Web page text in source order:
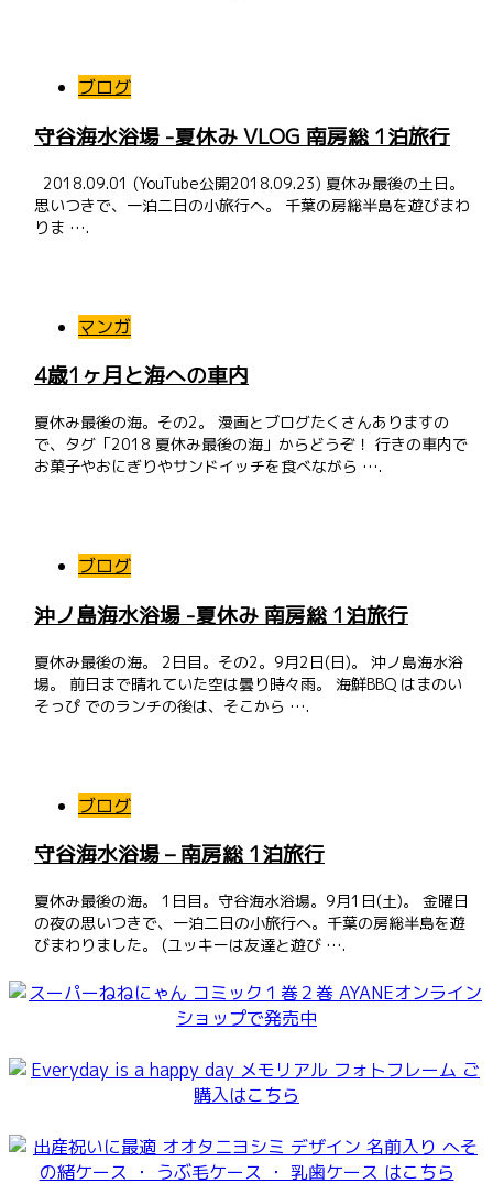
ブログ
守谷海水浴場 -夏休み VLOG 南房総 1泊旅行
2018.09.01 (YouTube公開2018.09.23) 夏休み最後の土日。
思いつきで、一泊二日の小旅行へ。 千葉の房総半島を遊びまわ
りま ….
マンガ
4歳1ヶ月と海への車内
夏休み最後の海。その2。 漫画とブログたくさんありますの
で、タグ「2018 夏休み最後の海」からどうぞ！ 行きの車内で
お菓子やおにぎりやサンドイッチを食べながら ….
ブログ
沖ノ島海水浴場 -夏休み 南房総 1泊旅行
夏休み最後の海。 2日目。その2。9月2日(日)。 沖ノ島海水浴
場。 前日まで晴れていた空は曇り時々雨。 海鮮BBQ はまのい
そっぴ でのランチの後は、そこから ….
ブログ
守谷海水浴場 – 南房総 1泊旅行
夏休み最後の海。 1日目。守谷海水浴場。9月1日(土)。 金曜日
の夜の思いつきで、一泊二日の小旅行へ。千葉の房総半島を遊
びまわりました。 (ユッキーは友達と遊び ….